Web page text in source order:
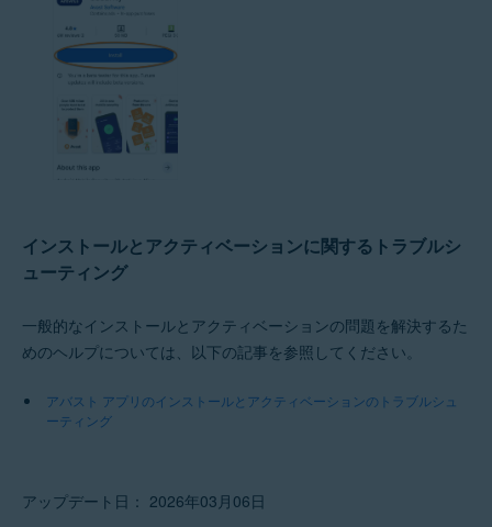
インストールとアクティベーションに関するトラブルシ
ューティング
一般的なインストールとアクティベーションの問題を解決するた
めのヘルプについては、以下の記事を参照してください。
アバスト アプリのインストールとアクティベーションのトラブルシュ
ーティング
アップデート日： 2026年03月06日